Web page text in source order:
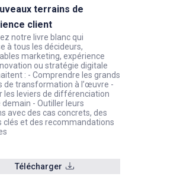
terrains de
client
notre livre blanc qui
à tous les décideurs,
marketing, expérience
ou stratégie digitale
: - Comprendre les grands
de transformation à l’œuvre -
les leviers de différenciation
demain - Outiller leurs
avec des cas concrets, des
clés et des recommandations
Télécharger